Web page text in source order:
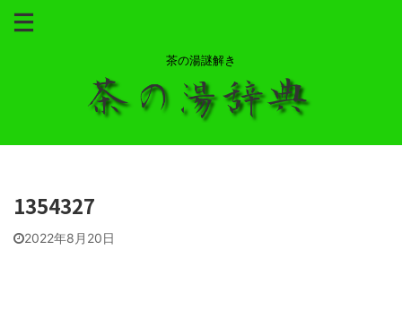
茶の湯謎解き
1354327
2022年8月20日